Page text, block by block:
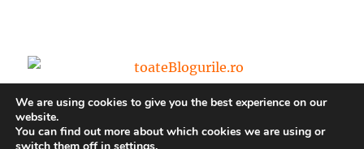
We are using cookies to give you the best experience on our
website.
You can find out more about which cookies we are using or